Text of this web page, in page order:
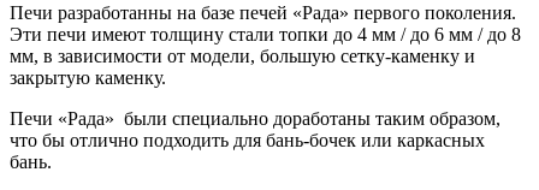
Печи разработанны на базе печей «Рада» первого поколения.
Эти печи имеют толщину стали топки до 4 мм / до 6 мм / до 8
мм, в зависимости от модели, большую сетку-каменку и
закрытую каменку.
Печи «Рада» были специально доработаны таким образом,
что бы отлично подходить для бань-бочек или каркасных
бань.